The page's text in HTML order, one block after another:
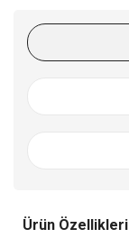
Ürün Özellikleri